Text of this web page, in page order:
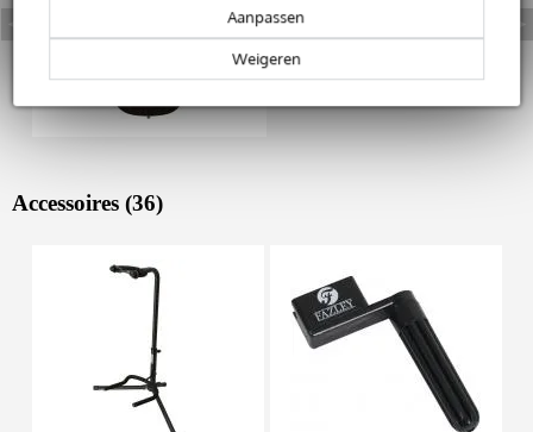
Weigeren
Aanpassen
Accessoires (36)